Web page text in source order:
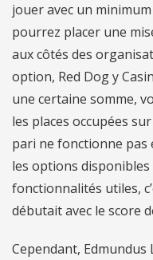
jouer avec un
pourrez placer une
aux côtés des
option, Red Dog y
une certaine somme,
les places occupées
pari ne fonctionne pas
les options
fonctionnalités utiles,
débutait avec le score
Cependant, Edmundus